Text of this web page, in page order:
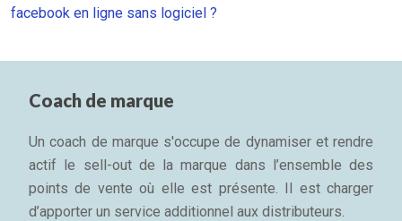
facebook en ligne sans logiciel ?
Coach de marque
Un coach de marque s'occupe de dynamiser et rendre
actif le sell-out de la marque dans l’ensemble des
points de vente où elle est présente. Il est charger
d’apporter un service additionnel aux distributeurs.